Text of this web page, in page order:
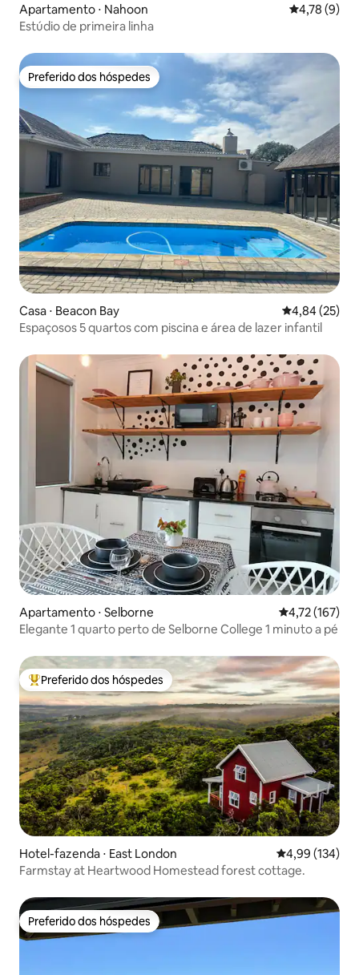
Apartamento ⋅ Nahoon 4,78 de
4,78 (9)
Estúdio de primeira linha
Preferido dos hóspedes
Preferido dos hóspedes
Casa ⋅ Beacon Bay 4,84 de uma
4,84 (25)
Espaçosos 5 quartos com piscina e área de lazer infantil
Apartamento ⋅ Selborne 4,72 de uma
4,72 (167)
Elegante 1 quarto perto de Selborne College 1 minuto a pé
Entre os melhores preferidos dos hóspedes
Preferido dos hóspedes
Hotel-fazenda ⋅ East London 4,99 de uma
4,99 (134)
Farmstay at Heartwood Homestead forest cottage.
Preferido dos hóspedes
Preferido dos hóspedes